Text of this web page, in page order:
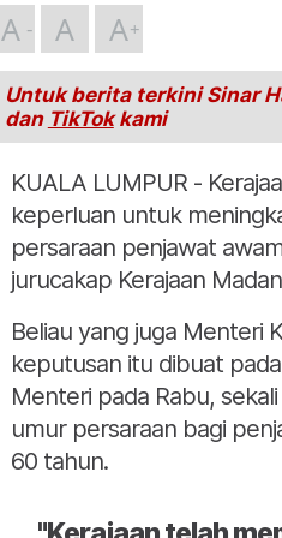
A A A
Untuk berita terkini Sinar
dan TikTokkami
KUALA LUMPUR -
keperluan untuk
persaraan penjawat
jurucakap Kerajaan
Beliau yang juga Menteri
keputusan itu dibuat
Menteri pada Rabu,
umur persaraan bagi
60 tahun.